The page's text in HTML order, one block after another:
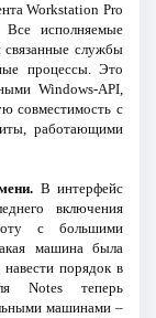
Workstation Pro
исполняемые
службы
процессы. Это
Windows-API,
совместимость с
работающими
В интерфейс
включения
с большими
машина была
навести порядок в
Notes теперь
машинами –